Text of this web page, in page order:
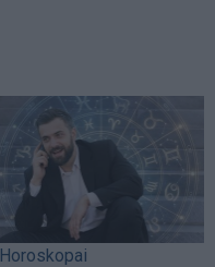
Horoskopai